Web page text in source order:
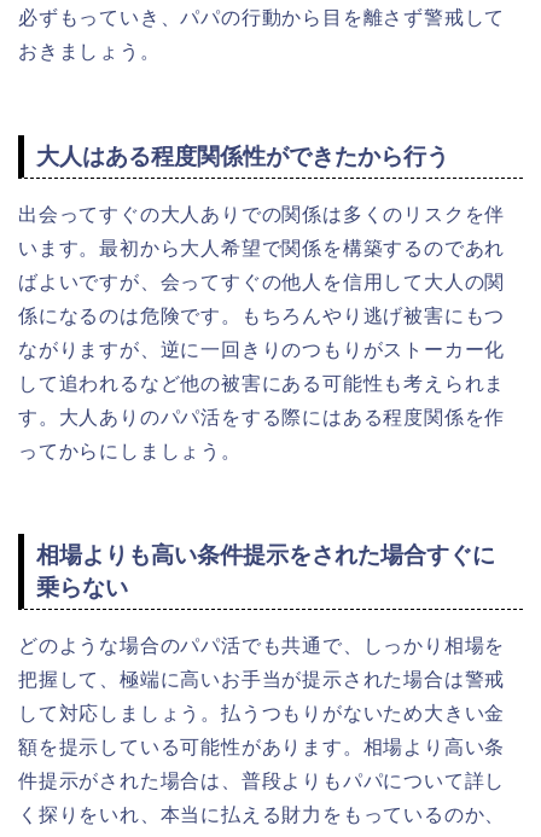
必ずもっていき、パパの行動から目を離さず警戒して
おきましょう。
大人はある程度関係性ができたから行う
出会ってすぐの大人ありでの関係は多くのリスクを伴
います。最初から大人希望で関係を構築するのであれ
ばよいですが、会ってすぐの他人を信用して大人の関
係になるのは危険です。もちろんやり逃げ被害にもつ
ながりますが、逆に一回きりのつもりがストーカー化
して追われるなど他の被害にある可能性も考えられま
す。大人ありのパパ活をする際にはある程度関係を作
ってからにしましょう。
相場よりも高い条件提示をされた場合すぐに
乗らない
どのような場合のパパ活でも共通で、しっかり相場を
把握して、極端に高いお手当が提示された場合は警戒
して対応しましょう。払うつもりがないため大きい金
額を提示している可能性があります。相場より高い条
件提示がされた場合は、普段よりもパパについて詳し
く探りをいれ、本当に払える財力をもっているのか、